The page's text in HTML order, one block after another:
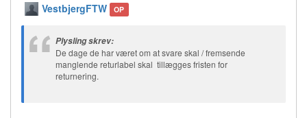
VestbjergFTW OP
Plysling skrev:
De dage de har været om at svare skal / fremsende
manglende returlabel skal tillægges fristen for
returnering.